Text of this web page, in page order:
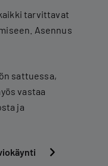
tarvittavat
Asennus
sattuessa,
vastaa
ja